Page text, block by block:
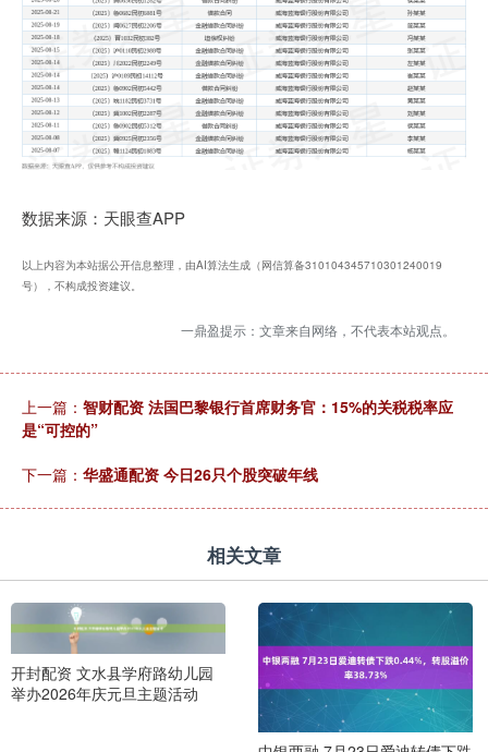
数据来源：天眼查APP
以上内容为本站据公开信息整理，由AI算法生成（网信算备310104345710301240019
号），不构成投资建议。
一鼎盈提示：文章来自网络，不代表本站观点。
上一篇： 智财配资 法国巴黎银行首席财务官：15%的关税税率应
是“可控的”
下一篇： 华盛通配资 今日26只个股突破年线
相关文章
开封配资 文水县学府路幼儿园
举办2026年庆元旦主题活动